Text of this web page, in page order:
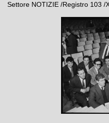
Settore NOTIZIE /Registro 103 /